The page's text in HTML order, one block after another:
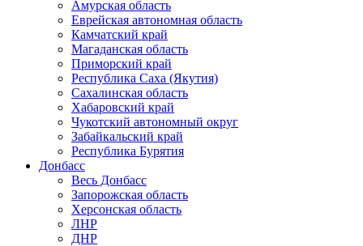
Амурская область
Еврейская автономная область
Камчатский край
Магаданская область
Приморский край
Республика Саха (Якутия)
Сахалинская область
Хабаровский край
Чукотский автономный округ
Забайкальский край
Республика Бурятия
Донбасс
Весь Донбасс
Запорожская область
Херсонская область
ЛНР
ДНР